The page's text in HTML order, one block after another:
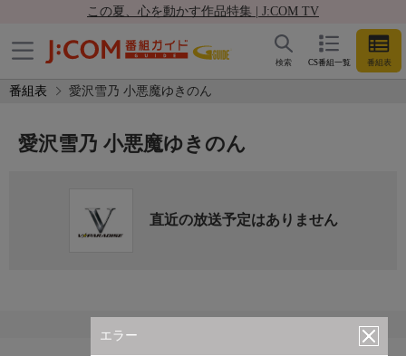
この夏、心を動かす作品特集 | J:COM TV
CS番組一覧 番組表
検索
番組表 愛沢雪乃 小悪魔ゆきのん
エラー
愛沢雪乃 小悪魔ゆきのん
直近の放送予定はありません